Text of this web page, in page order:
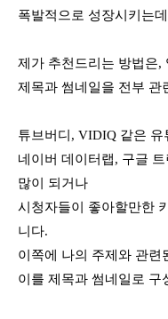
폭발적으로 성장시키는
제가 추천드리는 방법은,
제목과 썸네일을 전부 관
튜브버디, VIDIQ 같은 유
네이버 데이터랩, 구글
많이 되거나
시청자들이 좋아할만한
니다.
이쪽에 나의 주제와 관련
이를 제목과 썸네일로 구